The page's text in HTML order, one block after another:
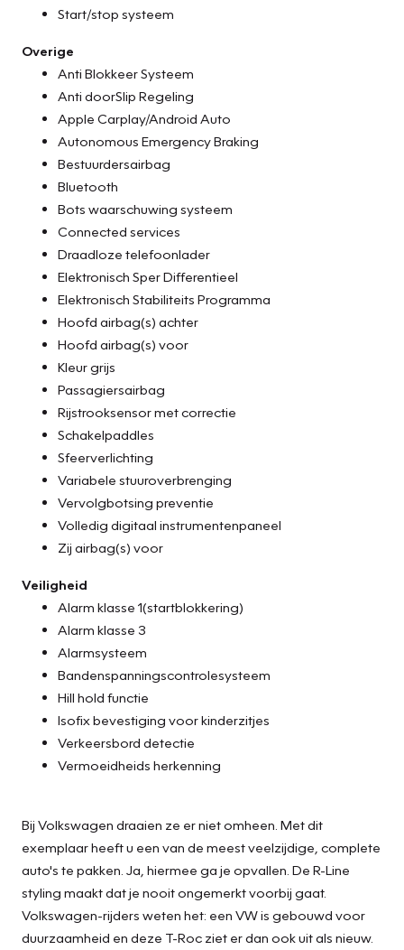
Start/stop systeem
Overige
Anti Blokkeer Systeem
Anti doorSlip Regeling
Apple Carplay/Android Auto
Autonomous Emergency Braking
Bestuurdersairbag
Bluetooth
Bots waarschuwing systeem
Connected services
Draadloze telefoonlader
Elektronisch Sper Differentieel
Elektronisch Stabiliteits Programma
Hoofd airbag(s) achter
Hoofd airbag(s) voor
Kleur grijs
Passagiersairbag
Rijstrooksensor met correctie
Schakelpaddles
Sfeerverlichting
Variabele stuuroverbrenging
Vervolgbotsing preventie
Volledig digitaal instrumentenpaneel
Zij airbag(s) voor
Veiligheid
Alarm klasse 1(startblokkering)
Alarm klasse 3
Alarmsysteem
Bandenspanningscontrolesysteem
Hill hold functie
Isofix bevestiging voor kinderzitjes
Verkeersbord detectie
Vermoeidheids herkenning
Bij Volkswagen draaien ze er niet omheen. Met dit
exemplaar heeft u een van de meest veelzijdige, complete
auto's te pakken. Ja, hiermee ga je opvallen. De R-Line
styling maakt dat je nooit ongemerkt voorbij gaat.
Volkswagen-rijders weten het: een VW is gebouwd voor
duurzaamheid en deze T-Roc ziet er dan ook uit als nieuw.